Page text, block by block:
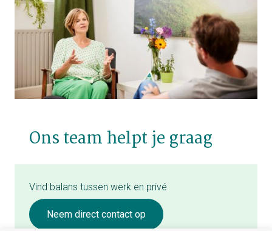
Ons team helpt je graag
Vind balans tussen werk en privé
Neem direct contact op